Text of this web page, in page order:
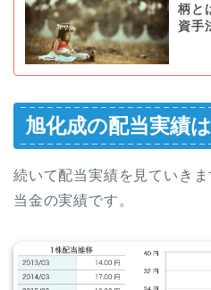
柄と
資手
旭化成の配当実績
続いて配当実績を見ていき
当金の実績です。